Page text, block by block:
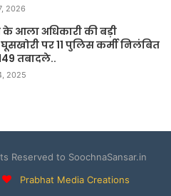
2026
आला अधिकारी की बड़ी
घूसखोरी पर 11 पुलिस कर्मी निलंबित
तबादले..
2025
Reserved to SoochnaSansar.in
Prabhat Media Creations